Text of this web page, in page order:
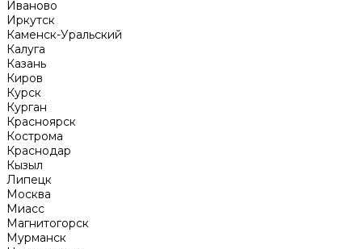
Иваново
Иркутск
Каменск-Уральский
Калуга
Казань
Киров
Курск
Курган
Красноярск
Кострома
Краснодар
Кызыл
Липецк
Москва
Миасс
Магнитогорск
Мурманск